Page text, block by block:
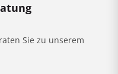
Sie zu unserem